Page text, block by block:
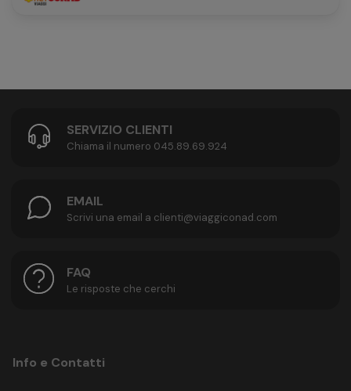
SERVIZIO CLIENTI
Chiama il numero 045.89.69.924
EMAIL
Scrivi una email a clienti@viaggiconad.com
FAQ
Le risposte che cerchi
Info e Contatti